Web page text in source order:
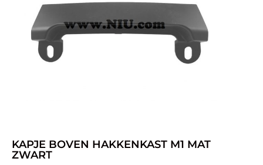
KAPJE BOVEN HAKKENKAST M1 MAT
ZWART